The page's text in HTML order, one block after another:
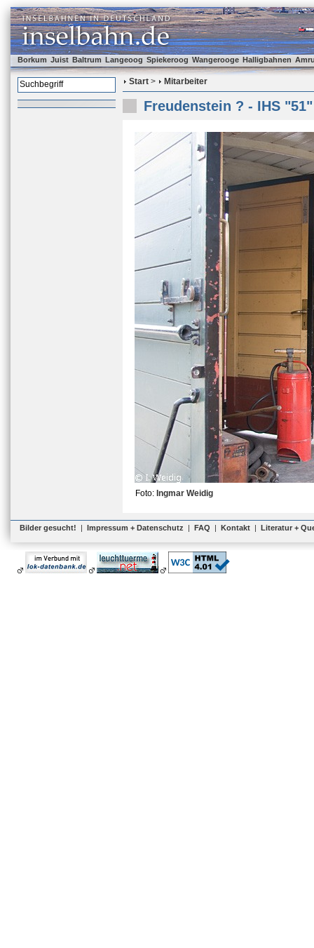
Borkum Juist Baltrum Langeoog Spiekeroog Wangerooge Halligbahnen
Start > Mitarbeiter
Freudenstein ? - IHS "51"
Foto: Ingmar Weidig
Bilder gesucht! | Impressum + Datenschutz | FAQ | Kontakt | Literatur +